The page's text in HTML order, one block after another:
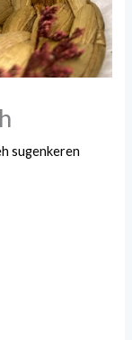
sugenkeren